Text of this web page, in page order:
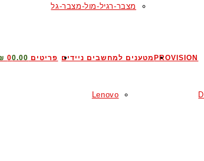
מצבר-רגיל-מול-מצבר-גל
PROVISION מטענים למחשבים ניידים
Lenovo
TOGGLE
פריטים 0 0.00 ₪